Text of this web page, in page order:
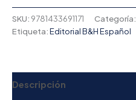
SKU: 9781433691171 Categoría:
Etiqueta:Editorial B&H Español
Descripción